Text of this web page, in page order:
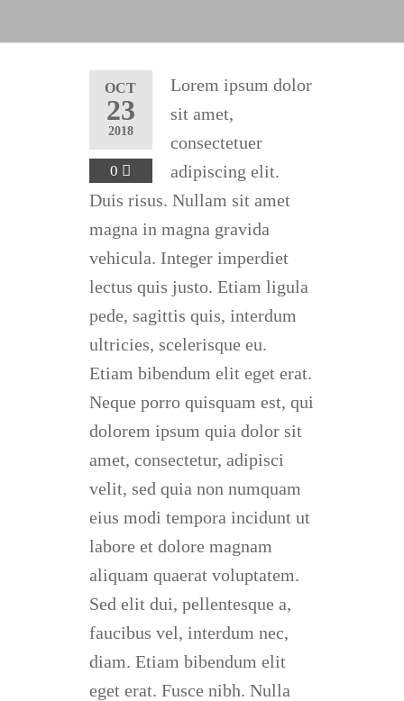
OCT
23
2018
0
Lorem ipsum dolor
sit amet,
consectetuer
adipiscing elit.
Duis risus. Nullam sit amet
magna in magna gravida
vehicula. Integer imperdiet
lectus quis justo. Etiam ligula
pede, sagittis quis, interdum
ultricies, scelerisque eu.
Etiam bibendum elit eget erat.
Neque porro quisquam est, qui
dolorem ipsum quia dolor sit
amet, consectetur, adipisci
velit, sed quia non numquam
eius modi tempora incidunt ut
labore et dolore magnam
aliquam quaerat voluptatem.
Sed elit dui, pellentesque a,
faucibus vel, interdum nec,
diam. Etiam bibendum elit
eget erat. Fusce nibh. Nulla